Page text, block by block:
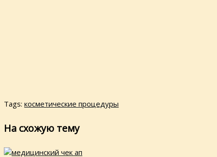
Tags: косметические процедуры
На схожую тему